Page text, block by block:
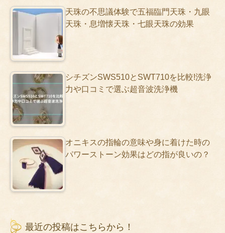
天珠の不思議体験で五福臨門天珠・九眼
天珠・息増懐天珠・七眼天珠の効果
シチズンSWS510とSWT710を比較!洗浄
力や口コミで選ぶ超音波洗浄機
オニキスの指輪の意味や身に着けた時の
パワーストーン効果はどの指が良いの？
最近の投稿はこちらから！